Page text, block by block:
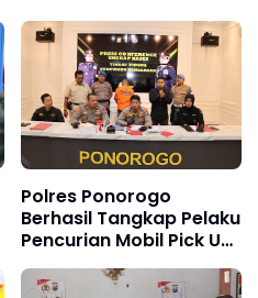
2024 untuk Pemilu
Damai
Polres Ponorogo
Berhasil Tangkap Pelaku
Pencurian Mobil Pick Up
Milik Pondok Gontor